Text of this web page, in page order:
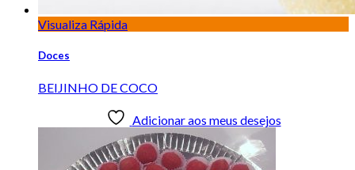
Visualiza Rápida
Doces
BEIJINHO DE COCO
Adicionar aos meus desejos